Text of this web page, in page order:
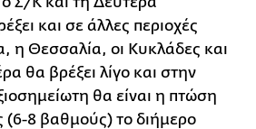
και σε άλλες περιοχές
η Θεσσαλία, οι Κυκλάδες και
θα βρέξει λίγο και στην
θα είναι η πτώση
(6-8 βαθμούς) το διήμερο